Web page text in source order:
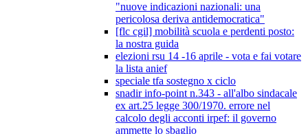
"nuove indicazioni nazionali: una
pericolosa deriva antidemocratica"
[flc cgil] mobilità scuola e perdenti posto:
la nostra guida
elezioni rsu 14 -16 aprile - vota e fai votare
la lista anief
speciale tfa sostegno x ciclo
snadir info-point n.343 - all'albo sindacale
ex art.25 legge 300/1970. errore nel
calcolo degli acconti irpef: il governo
ammette lo sbaglio